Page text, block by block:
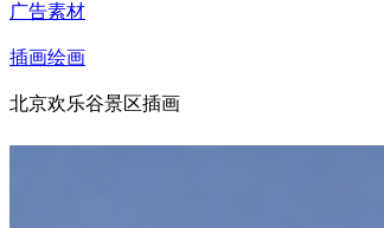
广告素材
插画绘画
北京欢乐谷景区插画